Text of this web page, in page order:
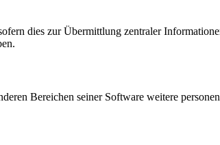
dies zur Übermittlung zentraler
Bereichen seiner Software weitere